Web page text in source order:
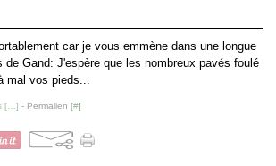
car je vous emmène dans une longue
de Gand: J'espère que les nombreux pavés foulé
mal vos pieds...
[ ] - Permalien [#]